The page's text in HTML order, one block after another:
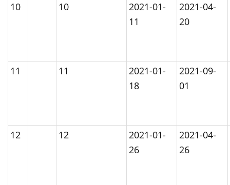
10 10
2021-01-
11
2021-04-
20
11 11
2021-01-
18
2021-09-
01
12 12
2021-01-
26
2021-04-
26